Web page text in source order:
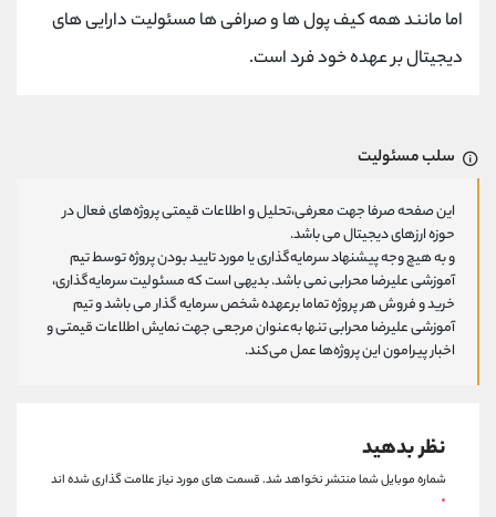
اما مانند همه کیف پول ها و صرافی ها مسئولیت دارایی های
دیجیتال بر عهده خود فرد است.
سلب مسئولیت
این صفحه صرفا جهت معرفی،تحلیل و اطلاعات قیمتی پروژه‌های فعال در
حوزه ارزهای دیجیتال می باشد.
و به هیچ وجه پیشنهاد سرمایه‌گذاری یا مورد تایید بودن پروژه توسط تیم
آموزشی علیرضا محرابی نمی باشد. بدیهی است که مسئولیت سرمایه‌گذاری،
خرید و فروش هر پروژه تماما برعهده شخص سرمایه گذار می باشد و تیم
آموزشی علیرضا محرابی تنها به‌عنوان مرجعی جهت نمایش اطلاعات قیمتی و
اخبار پیرامون این پروژه‌‌ها عمل می‌کند.
نظر بدهید
شماره موبایل شما منتشر نخواهد شد.قسمت های مورد نیاز علامت گذاری شده اند
*